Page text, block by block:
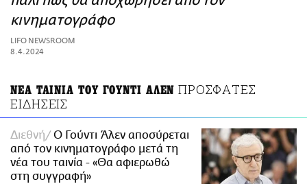
ΑΜΠΑ
PRINT
κινηματογράφο
LIFO NEWSROOM
8.4.2024
ΝΕΑ ΤΑΙΝΙΑ ΤΟΥ ΓΟΥΝΤΙ ΑΛΕΝ ΠΡΟΣΦΑΤΕΣ
ΕΙΔΗΣΕΙΣ
Διεθνή
Ο Γούντι Άλεν αποσύρεται
από τον κινηματογράφο μετά τη
νέα του ταινία - «Θα αφιερωθώ
στη συγγραφή»